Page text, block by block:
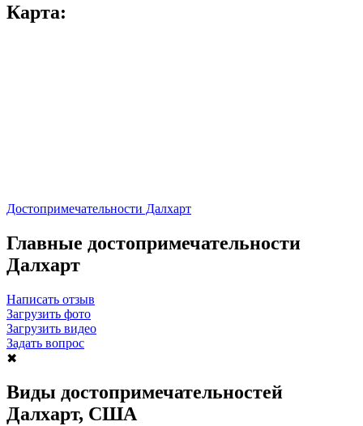
Карта:
Достопримечательности Далхарт
Главные достопримечательности
Далхарт
Написать отзыв
Загрузить фото
Загрузить видео
Задать вопрос
✖
Виды достопримечательностей
Далхарт, США